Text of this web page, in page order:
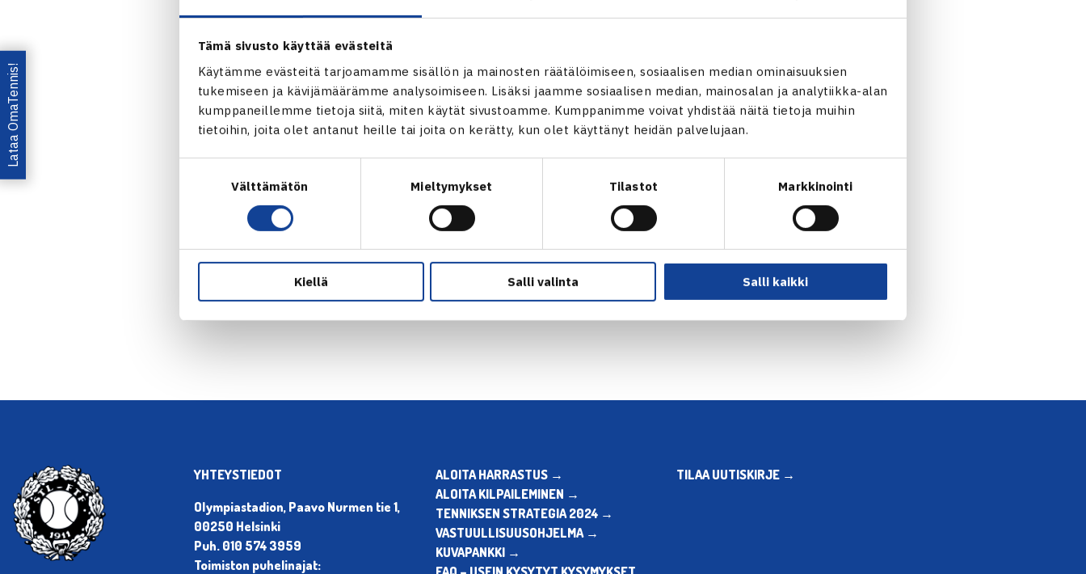
Tämä sivusto käyttää evästeitä
Käytämme evästeitä tarjoamamme sisällön ja mainosten räätälöimiseen, sosiaalisen median ominaisuuksien
tukemiseen ja kävijämäärämme analysoimiseen. Lisäksi jaamme sosiaalisen median, mainosalan ja analytiikka-alan
kumppaneillemme tietoja siitä, miten käytät sivustoamme. Kumppanimme voivat yhdistää näitä tietoja muihin
tietoihin, joita olet antanut heille tai joita on kerätty, kun olet käyttänyt heidän palvelujaan.
Välttämätön Mieltymykset Tilastot Markkinointi
Kiellä Salli valinta Salli kaikki
10.-15.3. Greifensee, Sveitsi
Välieriä: Henri Laaksonen/Philipp Oswald Itävalta – Jeremy Blandin Ranska/Julien Dubail Belgia 63 63
Miesten ITF Futures-turnaus Grerfenseessä
Jaa:
← Edellinen Seuraava uutinen: M.Kontinen voitti ITF-pistekisan… →
Lataa OmaTennis!
YHTEYSTIEDOT
Olympiastadion, Paavo Nurmen tie 1,
00250 Helsinki
Puh. 010 574 3959
Toimiston puhelinajat:
ALOITA HARRASTUS →
ALOITA KILPAILEMINEN →
TENNIKSEN STRATEGIA 2024 →
VASTUULLISUUSOHJELMA →
KUVAPANKKI →
TILAA UUTISKIRJE →